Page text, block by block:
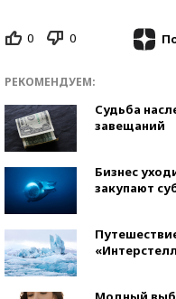
0 0
РЕКОМЕНДУЕМ:
Судьба
завещаний
Бизнес
закупают